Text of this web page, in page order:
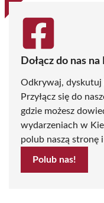
Dołącz do nas
Odkrywaj, dyskutuj
Przyłącz się do
gdzie możesz
wydarzeniach w
polub naszą stronę
Polub nas!